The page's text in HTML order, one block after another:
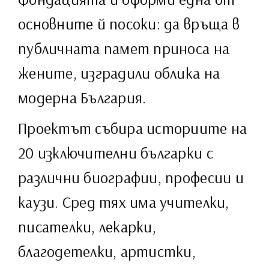
основните й посоки: да връща в
публичната памет приноса на
жените, изградили облика на
модерна България.
Проектът събира историите на
20 изключителни българки с
различни биографии, професии и
каузи. Сред тях има учителки,
писателки, лекарки,
благодетелки, артистки,